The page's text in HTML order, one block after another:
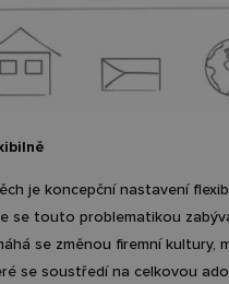
je koncepční nastavení
se touto problematikou
se změnou firemní kultury,
se soustředí na celkovou